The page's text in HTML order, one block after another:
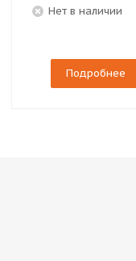
Нет в наличии
Подробнее